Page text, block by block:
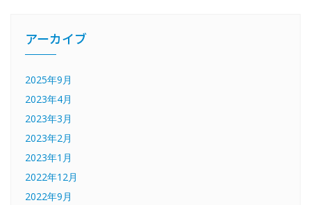
アーカイブ
2025年9月
2023年4月
2023年3月
2023年2月
2023年1月
2022年12月
2022年9月